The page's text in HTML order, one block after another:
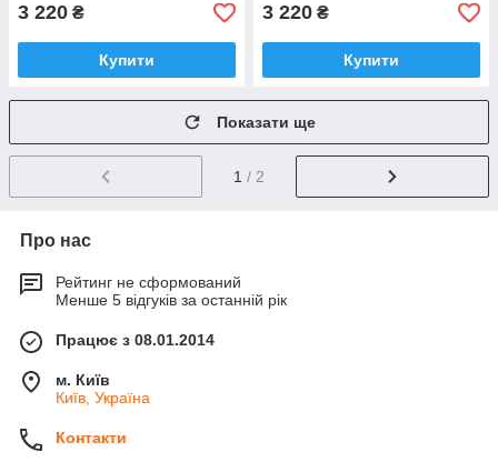
3 220 ₴
Купити
3 220 ₴
Купити
Показати ще
1 / 2
Про нас
Рейтинг не сформований
Менше 5 відгуків за останній рік
Працює з 08.01.2014
м. Київ
Київ, Україна
Контакти